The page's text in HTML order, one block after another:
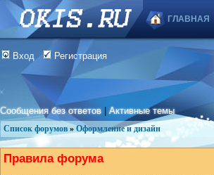
ГЛАВНАЯ
Вход Регистрация
Сообщения без ответов |Активные темы
Список форумов » Оформление и дизайн
Правила форума